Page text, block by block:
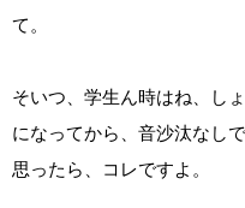
て。
そいつ、学生ん時はね、し
になってから、音沙汰なし
思ったら、コレですよ。